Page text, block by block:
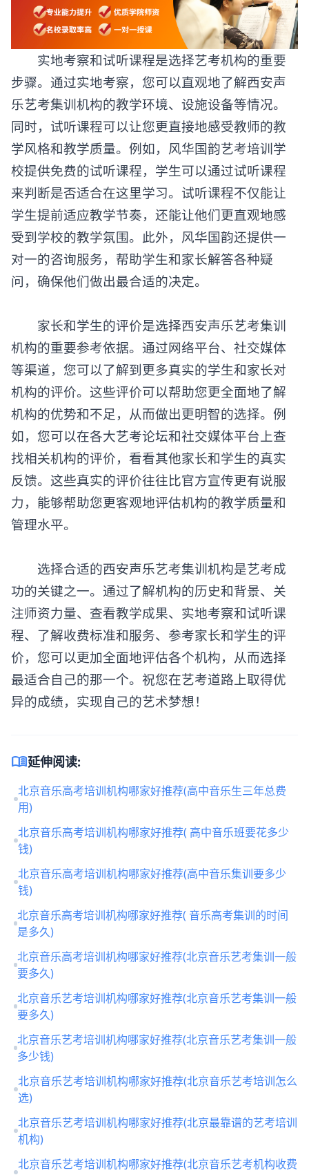
实地考察和试听课程是选择艺考机构的重要
步骤。通过实地考察，您可以直观地了解西安声
乐艺考集训机构的教学环境、设施设备等情况。
同时，试听课程可以让您更直接地感受教师的教
学风格和教学质量。例如，风华国韵艺考培训学
校提供免费的试听课程，学生可以通过试听课程
来判断是否适合在这里学习。试听课程不仅能让
学生提前适应教学节奏，还能让他们更直观地感
受到学校的教学氛围。此外，风华国韵还提供一
对一的咨询服务，帮助学生和家长解答各种疑
问，确保他们做出最合适的决定。
家长和学生的评价是选择西安声乐艺考集训
机构的重要参考依据。通过网络平台、社交媒体
等渠道，您可以了解到更多真实的学生和家长对
机构的评价。这些评价可以帮助您更全面地了解
机构的优势和不足，从而做出更明智的选择。例
如，您可以在各大艺考论坛和社交媒体平台上查
找相关机构的评价，看看其他家长和学生的真实
反馈。这些真实的评价往往比官方宣传更有说服
力，能够帮助您更客观地评估机构的教学质量和
管理水平。
选择合适的西安声乐艺考集训机构是艺考成
功的关键之一。通过了解机构的历史和背景、关
注师资力量、查看教学成果、实地考察和试听课
程、了解收费标准和服务、参考家长和学生的评
价，您可以更加全面地评估各个机构，从而选择
最适合自己的那一个。祝您在艺考道路上取得优
异的成绩，实现自己的艺术梦想！
menu_book延伸阅读:
北京音乐高考培训机构哪家好推荐(高中音乐生三年总费
用)
北京音乐高考培训机构哪家好推荐( 高中音乐班要花多少
钱)
北京音乐高考培训机构哪家好推荐(高中音乐集训要多少
钱)
北京音乐高考培训机构哪家好推荐( 音乐高考集训的时间
是多久)
北京音乐高考培训机构哪家好推荐(北京音乐艺考集训一般
要多久)
北京音乐艺考培训机构哪家好推荐(北京音乐艺考集训一般
要多久)
北京音乐艺考培训机构哪家好推荐(北京音乐艺考集训一般
多少钱)
北京音乐艺考培训机构哪家好推荐(北京音乐艺考培训怎么
选)
北京音乐艺考培训机构哪家好推荐(北京最靠谱的艺考培训
机构)
北京音乐艺考培训机构哪家好推荐(北京音乐艺考机构收费